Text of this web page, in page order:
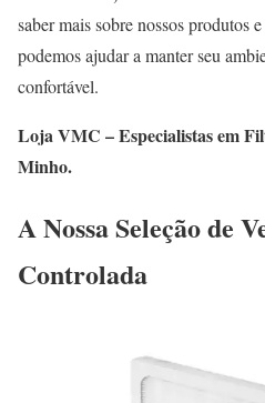
saber mais sobre nossos produtos
podemos ajudar a manter seu
confortável.
Loja VMC – Especialistas em
Minho.
A Nossa Seleção de
Controlada